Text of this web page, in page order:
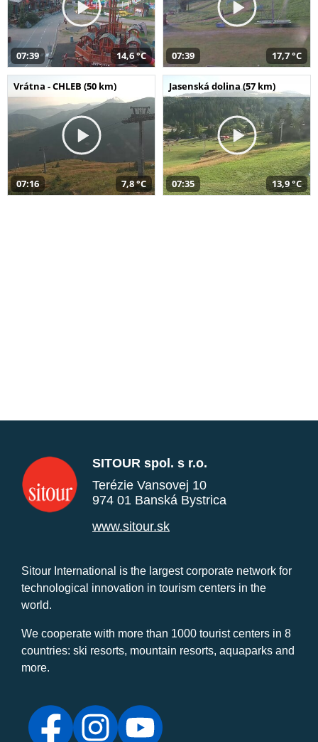
07:39 14,6 °C 07:39 17,7 °C
Vrátna - CHLEB (50 km)
07:16 7,8 °C
Jasenská dolina (57 km)
07:35 13,9 °C
SITOUR spol. s r.o.
Terézie Vansovej 10
974 01 Banská Bystrica
www.sitour.sk
Sitour International is the largest corporate network for
technological innovation in tourism centers in the
world.
We cooperate with more than 1000 tourist centers in 8
countries: ski resorts, mountain resorts, aquaparks and
more.